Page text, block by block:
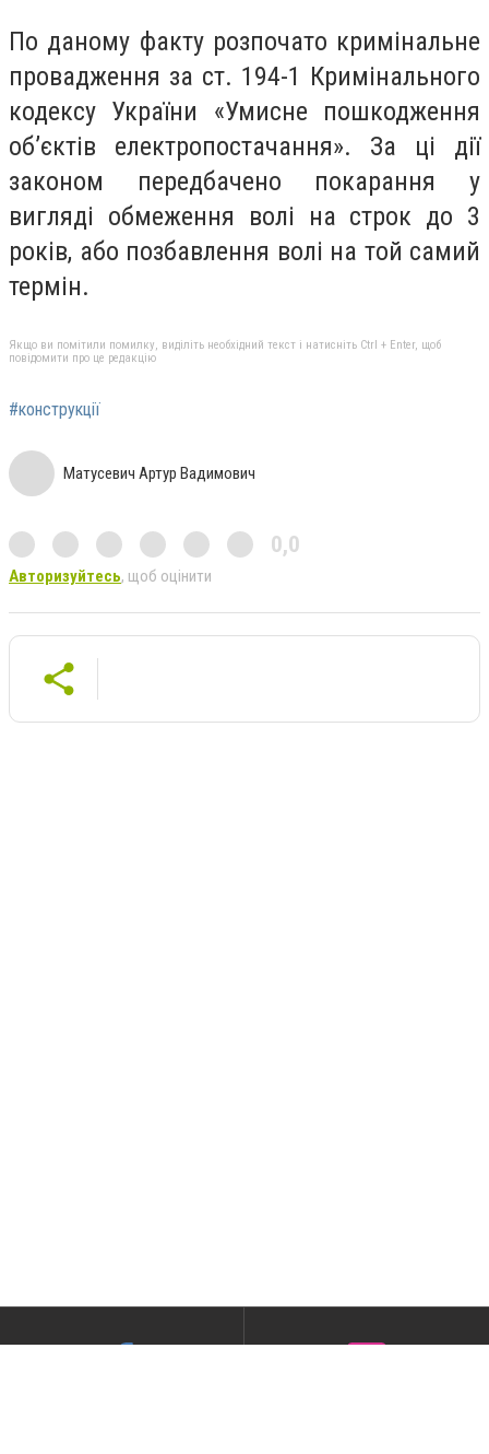
По даному факту розпочато кримінальне
провадження за ст. 194-1 Кримінального
кодексу України «Умисне пошкодження
об’єктів електропостачання». За ці дії
законом передбачено покарання у
вигляді обмеження волі на строк до 3
років, або позбавлення волі на той самий
термін.
Якщо ви помітили помилку, виділіть необхідний текст і натисніть Ctrl + Enter, щоб
повідомити про це редакцію
#конструкції
Матусевич Артур Вадимович
0,0
Авторизуйтесь, щоб оцінити